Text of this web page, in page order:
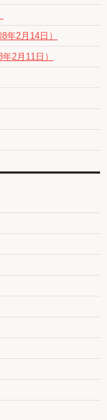
年2月14日）
2月11日）